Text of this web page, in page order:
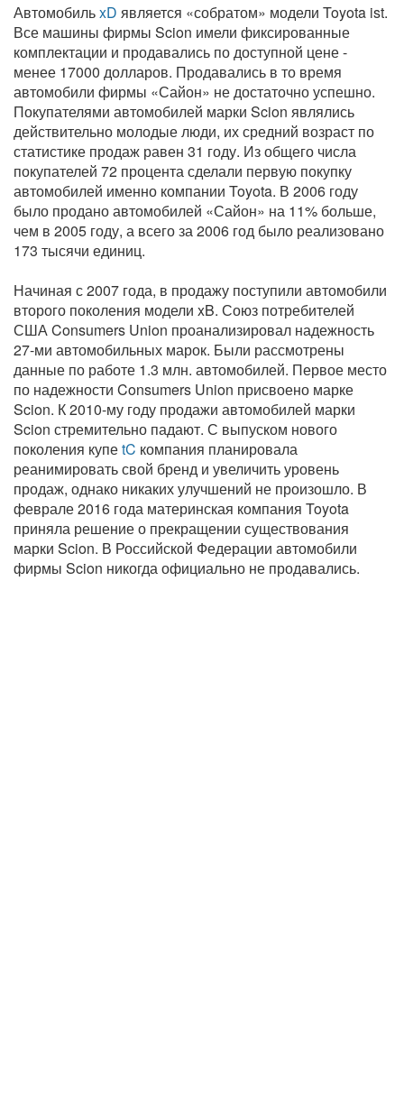
АвтомобильxD является «собратом» модели Toyota ist.
Все машины фирмы Scion имели фиксированные
комплектации и продавались по доступной цене -
менее 17000 долларов. Продавались в то время
автомобили фирмы «Сайон» не достаточно успешно.
Покупателями автомобилей марки Scion являлись
действительно молодые люди, их средний возраст по
статистике продаж равен 31 году. Из общего числа
покупателей 72 процента сделали первую покупку
автомобилей именно компании Toyota. В 2006 году
было продано автомобилей «Сайон» на 11% больше,
чем в 2005 году, а всего за 2006 год было реализовано
173 тысячи единиц.
Начиная с 2007 года, в продажу поступили автомобили
второго поколения модели xB. Союз потребителей
США Consumers Union проанализировал надежность
27-ми автомобильных марок. Были рассмотрены
данные по работе 1.3 млн. автомобилей. Первое место
по надежности Consumers Union присвоено марке
Scion. К 2010-му году продажи автомобилей марки
Scion стремительно падают. С выпуском нового
поколения купеtC компания планировала
реанимировать свой бренд и увеличить уровень
продаж, однако никаких улучшений не произошло. В
феврале 2016 года материнская компания Toyota
приняла решение о прекращении существования
марки Scion. В Российской Федерации автомобили
фирмы Scion никогда официально не продавались.